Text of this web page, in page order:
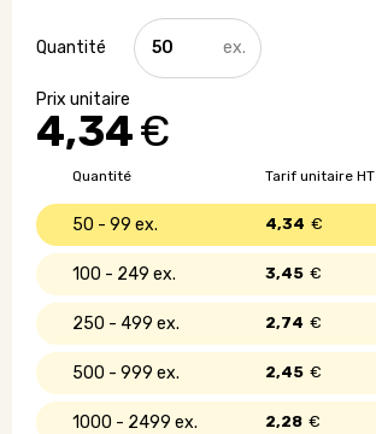
4,34€
quantité
de
Coussin
siège
pliable
Quantité Tarif unitaire HT
50 - 99 4,34 €
100 - 249 3,45 €
250 - 499 2,74 €
500 - 999 2,45 €
1000 - 2499 2,28 €